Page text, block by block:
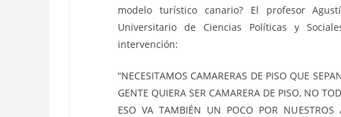
modelo turístico canario? El profesor
Universitario de Ciencias Políticas y
intervención:
“NECESITAMOS CAMARERAS DE PISO QUE
GENTE QUIERA SER CAMARERA DE PISO, NO
ESO VA TAMBIÉN UN POCO POR